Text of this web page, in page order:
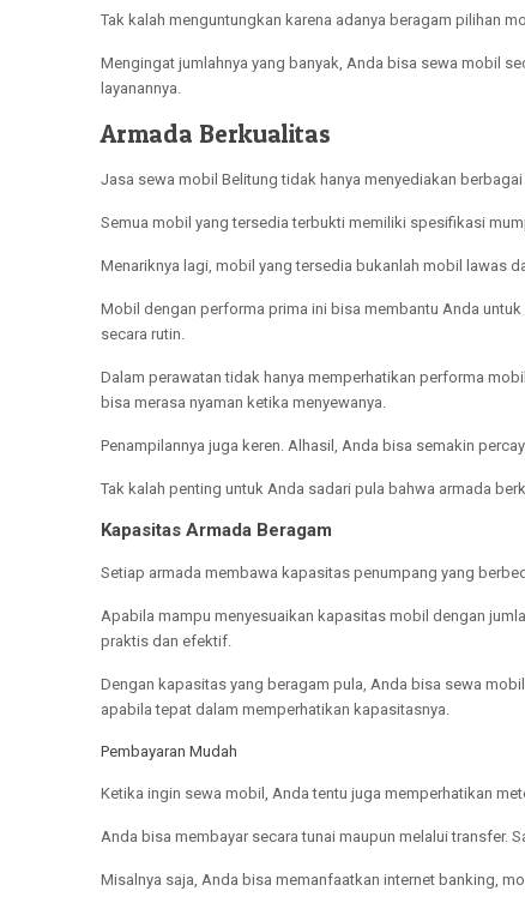
Tak kalah menguntungkan karena adanya beragam pilihan
Mengingat jumlahnya yang banyak, Anda bisa sewa mobil
layanannya.
Armada Berkualitas
Jasa sewa mobil Belitung tidak hanya menyediakan
Semua mobil yang tersedia terbukti memiliki spesifikasi
Menariknya lagi, mobil yang tersedia bukanlah mobil lawas
Mobil dengan performa prima ini bisa membantu Anda
secara rutin.
Dalam perawatan tidak hanya memperhatikan performa
bisa merasa nyaman ketika menyewanya.
Penampilannya juga keren. Alhasil, Anda bisa semakin
Tak kalah penting untuk Anda sadari pula bahwa armada
Kapasitas Armada Beragam
Setiap armada membawa kapasitas penumpang yang
Apabila mampu menyesuaikan kapasitas mobil dengan
praktis dan efektif.
Dengan kapasitas yang beragam pula, Anda bisa sewa
apabila tepat dalam memperhatikan kapasitasnya.
Pembayaran Mudah
Ketika ingin sewa mobil, Anda tentu juga memperhatikan
Anda bisa membayar secara tunai maupun melalui transfer.
Misalnya saja, Anda bisa memanfaatkan internet banking,